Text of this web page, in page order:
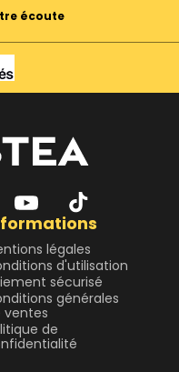
écoute
légales
d'utilisation
sécurisé
générales
ventes
de